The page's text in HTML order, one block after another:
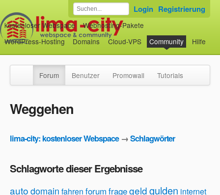
kostenloser Webspace
Webhosting-Pakete
WordPress-Hosting
Domains Cloud-VPS Community Hilfe
Login Registrierung
Forum Benutzer Promowall Tutorials
Weggehen
lima-city: kostenloser Webspace→Schlagwörter
Schlagworte dieser Ergebnisse
autodomain fahren forum fragegeldgulden internet